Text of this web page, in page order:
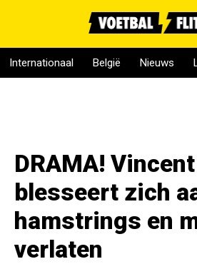
Internationaal België Nieuws
DRAMA!
blesseert zich
hamstrings en
verlaten